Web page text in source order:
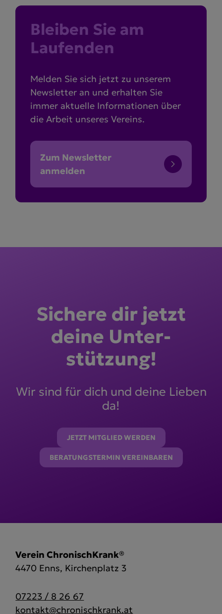
Bleiben Sie am
Laufenden
Melden Sie sich jetzt zu unserem
Newsletter an und erhalten Sie
immer aktuelle Informationen über
die Arbeit unseres Vereins.
Zum Newsletter
anmelden
Sichere dir jetzt
deine Unter­
stützung!
Wir sind für dich und deine Lieben
da!
JETZT MITGLIED WERDEN
BERATUNGSTERMIN VEREINBAREN
Verein ChronischKrank®
4470 Enns, Kirchenplatz 3
07223 / 8 26 67
kontakt@chronischkrank.at